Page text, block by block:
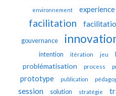
environnement experience
facilitation
gouvernance
intention itération jeu
problématisation process
prototype publication
session solution stratégie